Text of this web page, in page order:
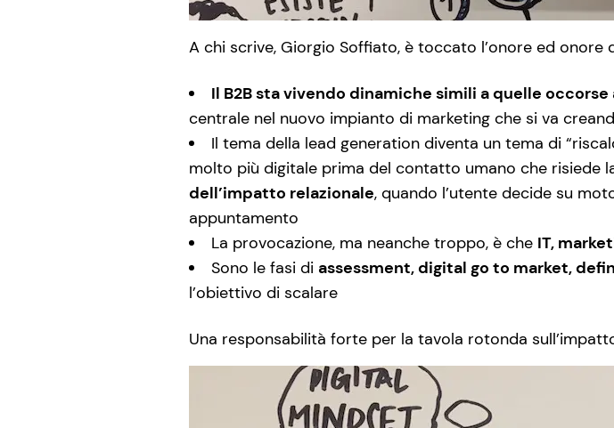
A chi scrive, Giorgio Soffiato, è toccato l’onore ed
Il B2B sta vivendo dinamiche simili a quelle occorse
centrale nel nuovo impianto di marketing che si va
Il tema della lead generation diventa un tema di
molto più digitale prima del contatto umano che risiede
dell’impatto relazionale, quando l’utente decide su
appuntamento
La provocazione, ma neanche troppo, è che IT,
Sono le fasi di assessment, digital go to market,
l’obiettivo di scalare
Una responsabilità forte per la tavola rotonda